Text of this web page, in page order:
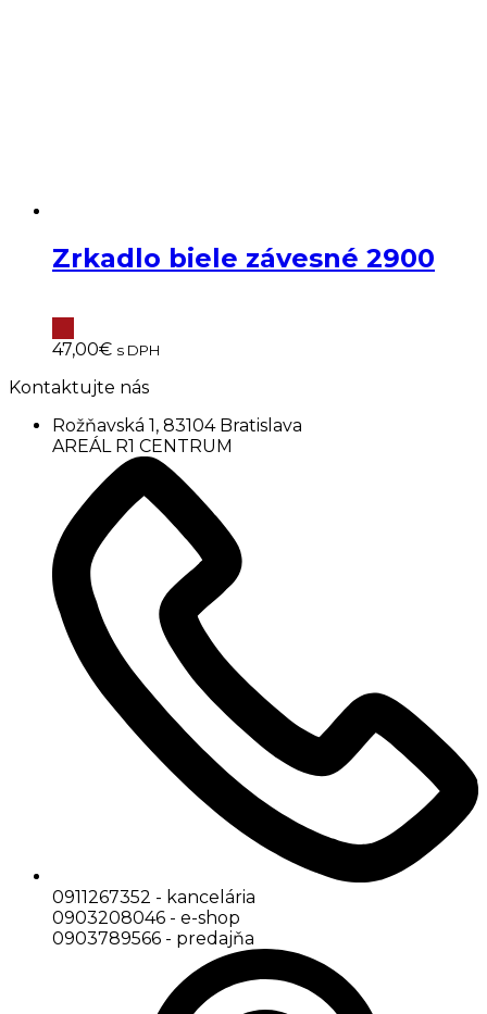
Zrkadlo biele závesné 2900
47,00€ s DPH
Kontaktujte nás
Rožňavská 1, 83104 Bratislava
AREÁL R1 CENTRUM
0911267352 - kancelária
0903208046 - e-shop
0903789566 - predajňa